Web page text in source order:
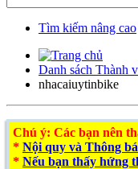
Tìm kiếm nâng cao
Danh sách Thành
nhacaiuytinbike
Chú ý: Các bạn nên
* Nội quy và Thông
* Nếu bạn thấy hứng